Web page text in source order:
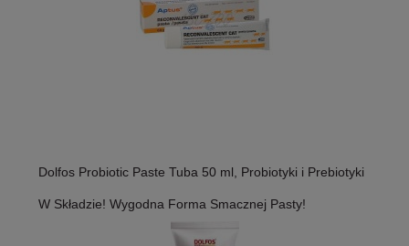
Dolfos Probiotic Paste Tuba 50 ml, Probiotyki i Prebiotyki
W Składzie! Wygodna Forma Smacznej Pasty!